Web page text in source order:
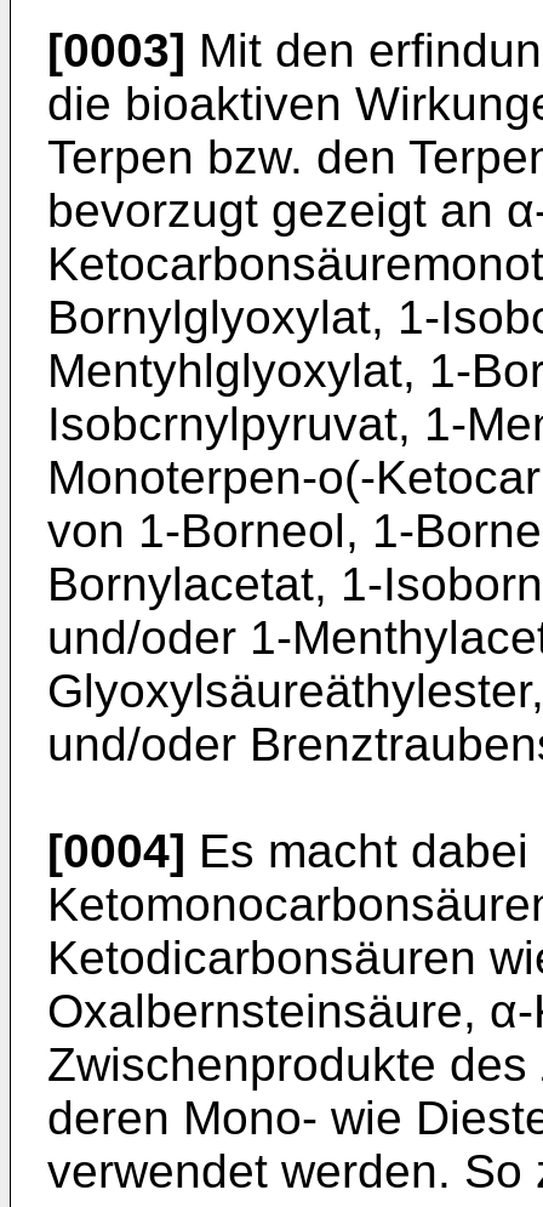
[0003] Mit den
die bioaktiven
Terpen bzw. den
bevorzugt gezeigt an
Bornylglyoxylat, 1-
Mentyhlglyoxylat, 1-
Isobcrnylpyruvat, 1-
Monoterpen-o(-
von 1-Borneol, 1-
Bornylacetat, 1-
und/oder 1-
und/oder
[0004] Es macht
Ketodicarbonsäuren
Oxalbernsteinsäure,
Zwischenprodukte
deren Mono- wie
verwendet werden.